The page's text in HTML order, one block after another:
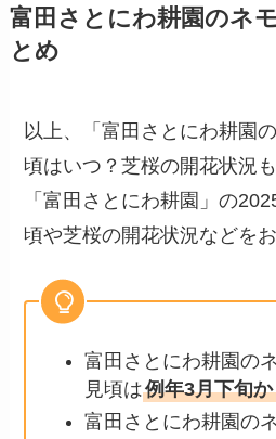
富田さとにわ耕園のネ
とめ
以上、「富田さとにわ耕園
頃はいつ？芝桜の開花状況
「富田さとにわ耕園」の
頃や芝桜の開花状況などを
富田さとにわ耕園の
見頃は例年3月下旬
富田さとにわ耕園の